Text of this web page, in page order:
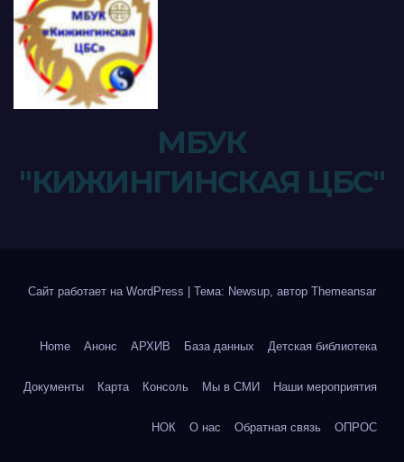
МБУК
"КИЖИНГИНСКАЯ ЦБС"
Сайт работает на WordPress Тема: Newsup, автор Themeansar
Home Анонс АРХИВ База данных Детская библиотека
Документы Карта Консоль Мы в СМИ Наши мероприятия
НОК О нас Обратная связь ОПРОС